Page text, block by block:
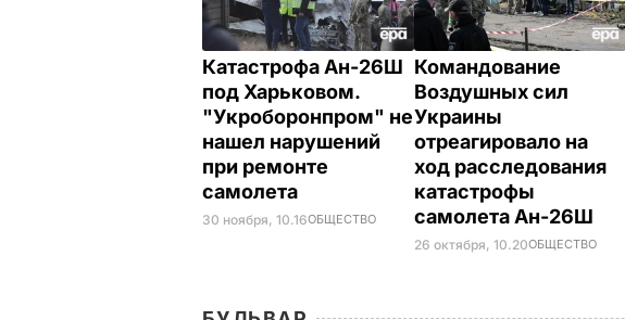
Катастрофа Ан-26Ш
под Харьковом.
"Укроборонпром" не
нашел нарушений
при ремонте
самолета
30 ноября, 10.16ОБЩЕСТВО
Командование
Воздушных сил
Украины
отреагировало на
ход расследования
катастрофы
самолета Ан-26Ш
26 октября, 10.20ОБЩЕСТВО